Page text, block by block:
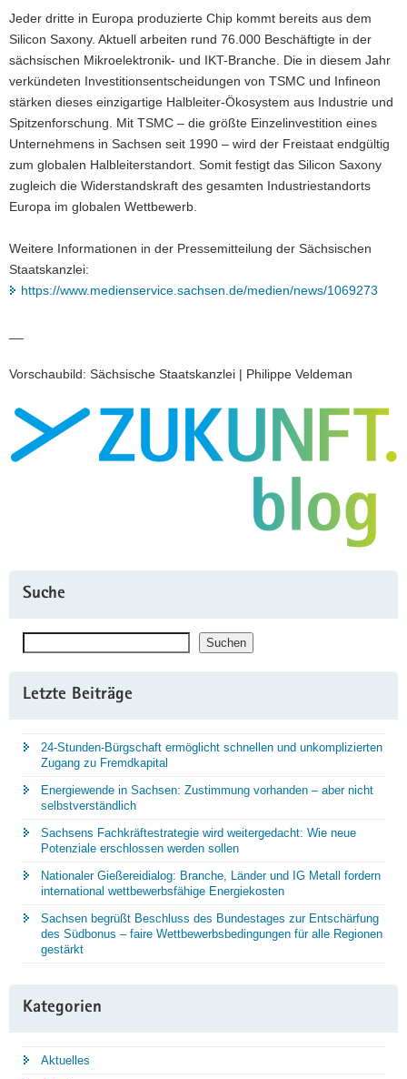
Jeder dritte in Europa produzierte Chip kommt bereits aus dem
Silicon Saxony. Aktuell arbeiten rund 76.000 Beschäftigte in der
sächsischen Mikroelektronik- und IKT-Branche. Die in diesem Jahr
verkündeten Investitionsentscheidungen von TSMC und Infineon
stärken dieses einzigartige Halbleiter-Ökosystem aus Industrie und
Spitzenforschung. Mit TSMC – die größte Einzelinvestition eines
Unternehmens in Sachsen seit 1990 – wird der Freistaat endgültig
zum globalen Halbleiterstandort. Somit festigt das Silicon Saxony
zugleich die Widerstandskraft des gesamten Industriestandorts
Europa im globalen Wettbewerb.
Weitere Informationen in der Pressemitteilung der Sächsischen
Staatskanzlei:
https://www.medienservice.sachsen.de/medien/news/1069273
Vorschaubild: Sächsische Staatskanzlei | Philippe Veldeman
Suche
Suchen
Letzte Beiträge
24-Stunden-Bürgschaft ermöglicht schnellen und unkomplizierten
Zugang zu Fremdkapital
Energiewende in Sachsen: Zustimmung vorhanden – aber nicht
selbstverständlich
Sachsens Fachkräftestrategie wird weitergedacht: Wie neue
Potenziale erschlossen werden sollen
Nationaler Gießereidialog: Branche, Länder und IG Metall fordern
international wettbewerbsfähige Energiekosten
Sachsen begrüßt Beschluss des Bundestages zur Entschärfung
des Südbonus – faire Wettbewerbsbedingungen für alle Regionen
gestärkt
Kategorien
Aktuelles